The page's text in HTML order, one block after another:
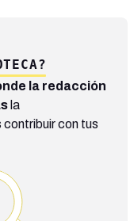
la redacción
la
con tus